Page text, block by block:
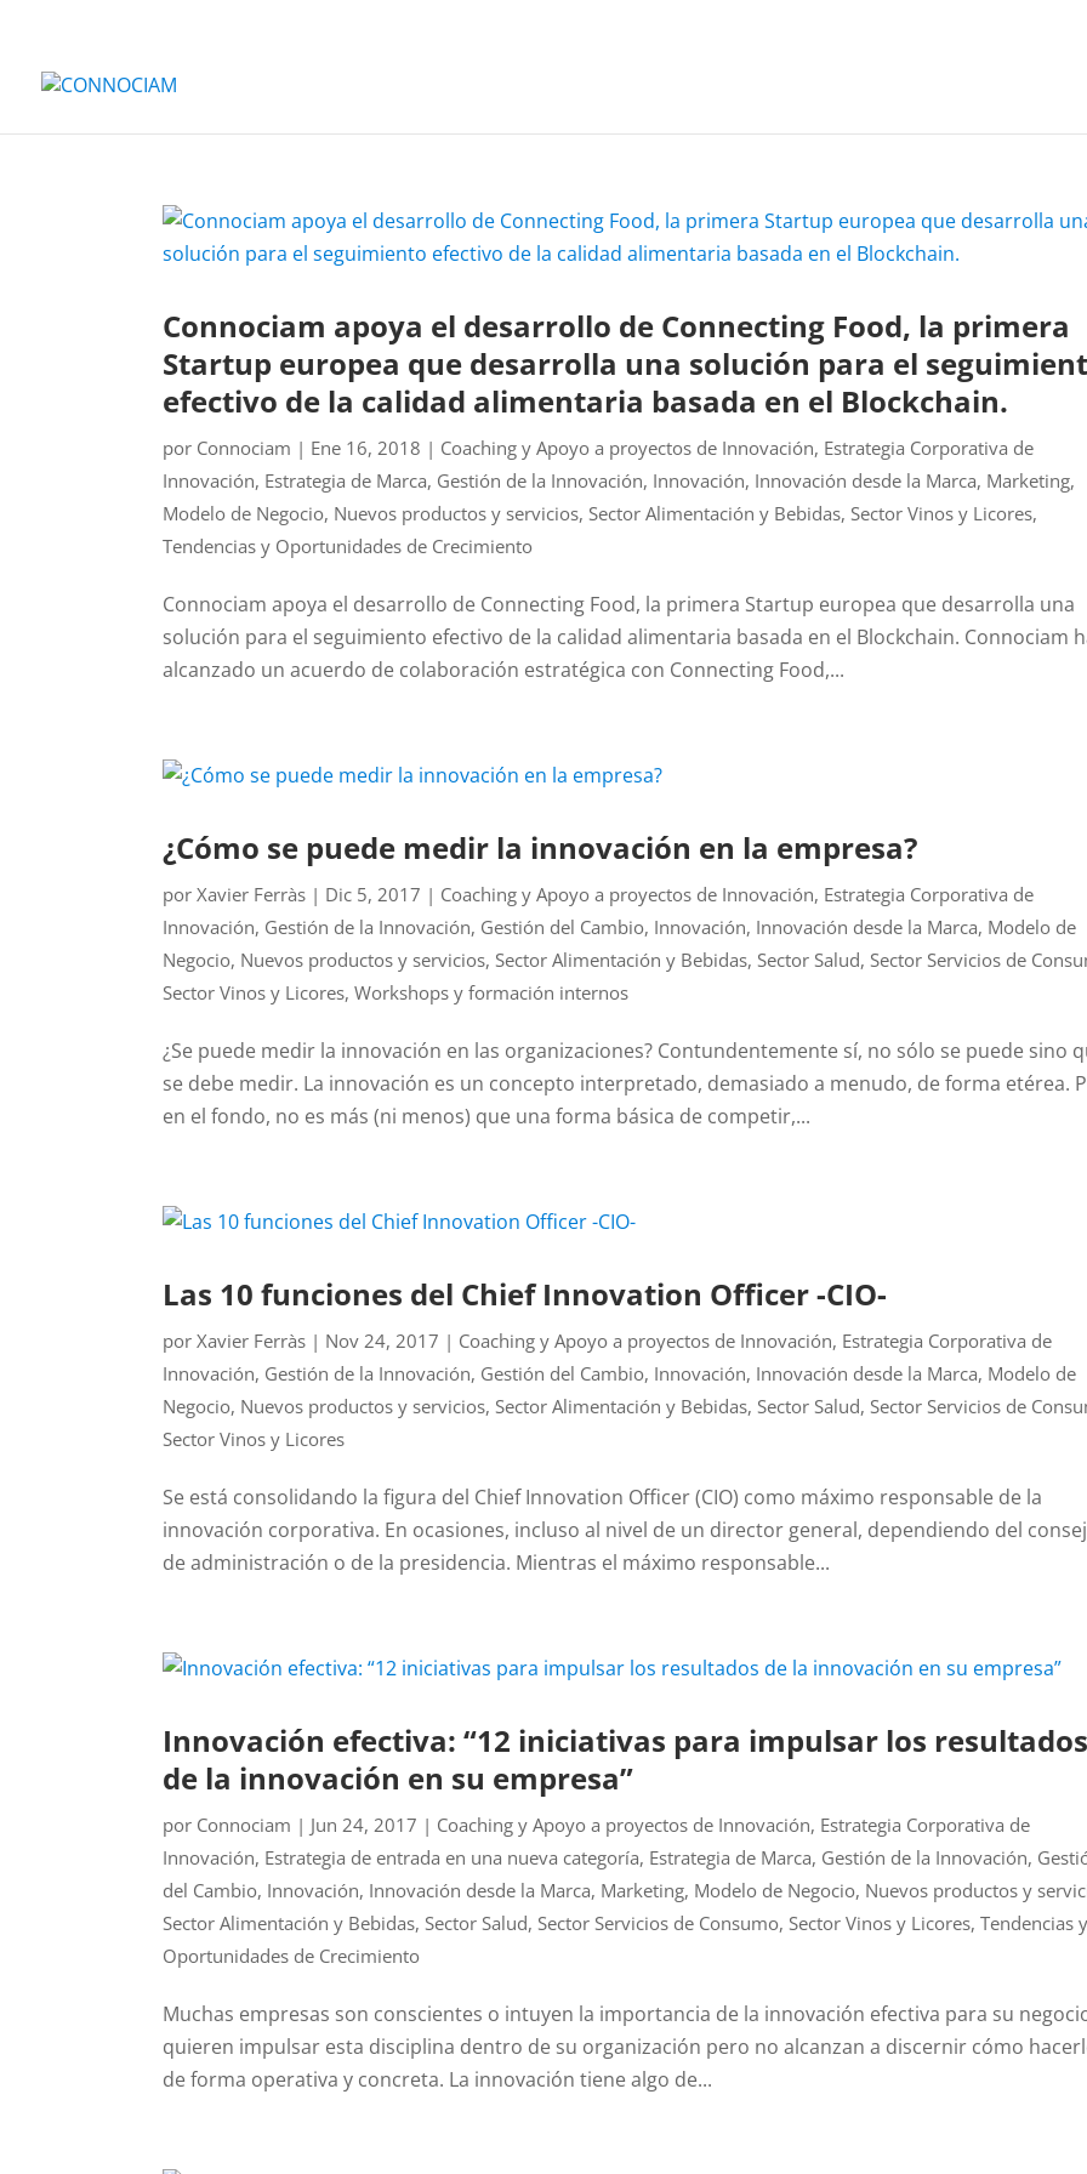
Connociam apoya el desarrollo de Connecting Food, la primera
Startup europea que desarrolla una solución para el
efectivo de la calidad alimentaria basada en el Blockchain.
por Connociam | Ene 16, 2018 | Coaching y Apoyo a proyectos de Innovación, Estrategia Corporativa de
Innovación, Estrategia de Marca, Gestión de la Innovación, Innovación, Innovación desde la Marca, Marketing,
Modelo de Negocio, Nuevos productos y servicios,Sector Alimentación y Bebidas,Sector Vinos y Licores,
Tendencias y Oportunidades de Crecimiento
Connociam apoya el desarrollo de Connecting Food, la primera Startup europea que desarrolla una
solución para el seguimiento efectivo de la calidad alimentaria basada en el Blockchain. Connociam
alcanzado un acuerdo de colaboración estratégica con Connecting Food,...
¿Cómo se puede medir la innovación en la empresa?
porXavier Ferràs | Dic 5, 2017 | Coaching y Apoyo a proyectos de Innovación, Estrategia Corporativa de
Innovación, Gestión de la Innovación, Gestión del Cambio, Innovación, Innovación desde la Marca, Modelo de
Negocio, Nuevos productos y servicios,Sector Alimentación y Bebidas,Sector Salud,Sector Servicios de
Sector Vinos y Licores,Workshops y formación internos
¿Se puede medir la innovación en las organizaciones? Contundentemente sí, no sólo se puede sino
se debe medir. La innovación es un concepto interpretado, demasiado a menudo, de forma etérea.
en el fondo, no es más (ni menos) que una forma básica de competir,...
Las 10 funciones del Chief Innovation Officer -CIO-
porXavier Ferràs | Nov 24, 2017 | Coaching y Apoyo a proyectos de Innovación, Estrategia Corporativa de
Innovación, Gestión de la Innovación, Gestión del Cambio, Innovación, Innovación desde la Marca, Modelo de
Negocio, Nuevos productos y servicios,Sector Alimentación y Bebidas,Sector Salud,Sector Servicios de
Sector Vinos y Licores
Se está consolidando la figura del Chief Innovation Officer (CIO) como máximo responsable de la
innovación corporativa. En ocasiones, incluso al nivel de un director general, dependiendo del
de administración o de la presidencia. Mientras el máximo responsable...
Innovación efectiva: “12 iniciativas para impulsar los resultados
de la innovación en su empresa”
por Connociam | Jun 24, 2017 | Coaching y Apoyo a proyectos de Innovación, Estrategia Corporativa de
Innovación, Estrategia de entrada en una nueva categoría, Estrategia de Marca, Gestión de la Innovación,
del Cambio, Innovación, Innovación desde la Marca, Marketing, Modelo de Negocio, Nuevos productos y
Sector Alimentación y Bebidas,Sector Salud,Sector Servicios de Consumo,Sector Vinos y Licores,Tendencias y
Oportunidades de Crecimiento
Muchas empresas son conscientes o intuyen la importancia de la innovación efectiva para su
quieren impulsar esta disciplina dentro de su organización pero no alcanzan a discernir cómo
de forma operativa y concreta. La innovación tiene algo de...